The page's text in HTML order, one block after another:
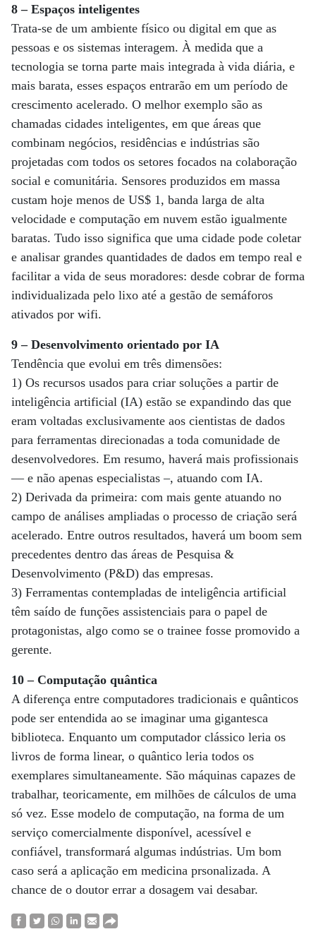
8 – Espaços inteligentes
Trata-se de um ambiente físico ou digital em que as
pessoas e os sistemas interagem. À medida que a
tecnologia se torna parte mais integrada à vida diária, e
mais barata, esses espaços entrarão em um período de
crescimento acelerado. O melhor exemplo são as
chamadas cidades inteligentes, em que áreas que
combinam negócios, residências e indústrias são
projetadas com todos os setores focados na colaboração
social e comunitária. Sensores produzidos em massa
custam hoje menos de US$ 1, banda larga de alta
velocidade e computação em nuvem estão igualmente
baratas. Tudo isso significa que uma cidade pode coletar
e analisar grandes quantidades de dados em tempo real e
facilitar a vida de seus moradores: desde cobrar de forma
individualizada pelo lixo até a gestão de semáforos
ativados por wifi.
9 – Desenvolvimento orientado por IA
Tendência que evolui em três dimensões:
1) Os recursos usados para criar soluções a partir de
inteligência artificial (IA) estão se expandindo das que
eram voltadas exclusivamente aos cientistas de dados
para ferramentas direcionadas a toda comunidade de
desenvolvedores. Em resumo, haverá mais profissionais
— e não apenas especialistas –, atuando com IA.
2) Derivada da primeira: com mais gente atuando no
campo de análises ampliadas o processo de criação será
acelerado. Entre outros resultados, haverá um boom sem
precedentes dentro das áreas de Pesquisa &
Desenvolvimento (P&D) das empresas.
3) Ferramentas contempladas de inteligência artificial
têm saído de funções assistenciais para o papel de
protagonistas, algo como se o trainee fosse promovido a
gerente.
10 – Computação quântica
A diferença entre computadores tradicionais e quânticos
pode ser entendida ao se imaginar uma gigantesca
biblioteca. Enquanto um computador clássico leria os
livros de forma linear, o quântico leria todos os
exemplares simultaneamente. São máquinas capazes de
trabalhar, teoricamente, em milhões de cálculos de uma
só vez. Esse modelo de computação, na forma de um
serviço comercialmente disponível, acessível e
confiável, transformará algumas indústrias. Um bom
caso será a aplicação em medicina prsonalizada. A
chance de o doutor errar a dosagem vai desabar.